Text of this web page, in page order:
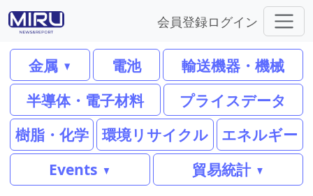
会員登録ログイン
金属 電池
輸送機器・機械
半導体・電子材料
プライスデータ
樹脂・化学
環境リサイクル
エネルギー
Events
貿易統計